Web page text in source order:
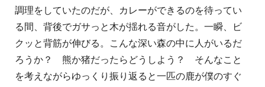
調理をしていたのだが、カレーができるのを待ってい
る間、背後でガサっと木が揺れる音がした。一瞬、ビ
クッと背筋が伸びる。こんな深い森の中に人がいるだ
ろうか？ 熊か猪だったらどうしよう？ そんなこと
を考えながらゆっくり振り返ると一匹の鹿が僕のすぐ